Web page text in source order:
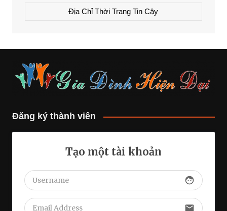
Địa Chỉ Thời Trang Tin Cậy
Đăng ký thành viên
Tạo một tài khoản
face
email